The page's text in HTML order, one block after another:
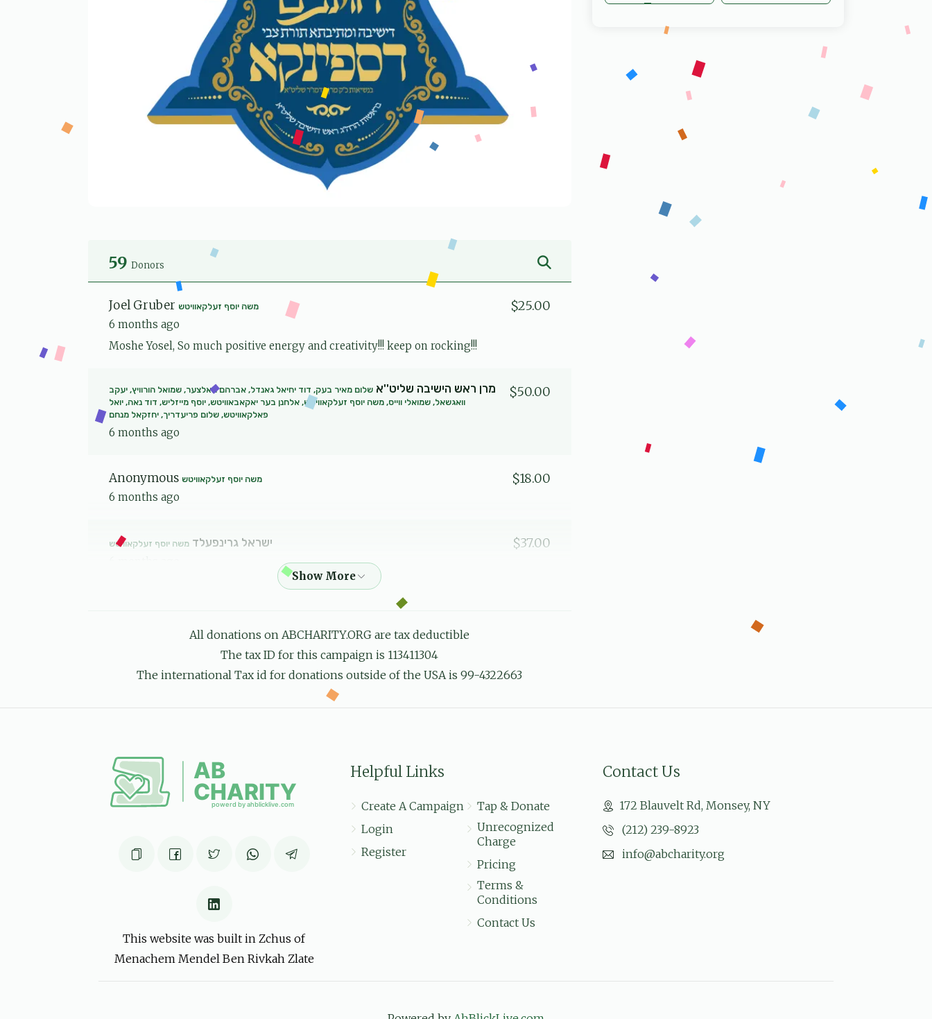
59 Donors
Joel Gruber משה יוסף זעלקאוויטש
6 months ago
$25.00
Moshe Yosel, So much positive energy and creativity!!! keep on rocking!!!
מרן ראש הישיבה שליט''א שלום מאיר בעק, דוד יחיאל גאנדל, אברהם האלצער, שמואל הורוויץ, יעקב
וואגשאל, שמואלי ווייס, משה יוסף זעלקאוויטש, אלחנן בער יאקאבאוויטש, יוסף מייזליש, דוד נאה, יואל
פאלקאוויטש, שלום פריעדריך, יחזקאל מנחם
6 months ago
$50.00
Anonymous משה יוסף זעלקאוויטש
6 months ago
$18.00
ישראל גרינפעלד משה יוסף זעלקאוויטש $37.00
שמואל אייזנער, אברהם אלי' אינדיג, נחום מרדכי בערקאוויטש, שלום מאיר בעק, משה בריזל, דוד יחיאל
לכבוד אלע לעכטיגע בחורים
אשר זעליג משה יוסף זעלקאוויטש
6 months ago
6 months ago
All donations on ABCHARITY.ORG are tax deductible
The tax ID for this campaign is 113411304
The international Tax id for donations outside of the USA is 99-4322663
Team
This website was built in Zchus of
Menachem Mendel Ben Rivkah Zlate
Helpful Links
Create A Campaign
Login
Register
Tap & Donate
Unrecognized
Charge
Pricing
Terms &
Conditions
Contact Us
Contact Us
172 Blauvelt Rd, Monsey, NY
(212) 239-8923
info@abcharity.org